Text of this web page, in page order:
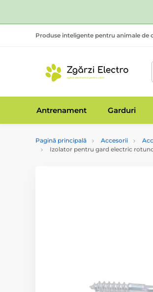
Produse inteligente pentru animale de
Antrenament Garduri
Pagină principală Accesorii
Izolator pentru gard electric